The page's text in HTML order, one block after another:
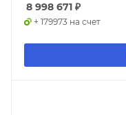
8 998 671 ₽
+ 179973 на счет